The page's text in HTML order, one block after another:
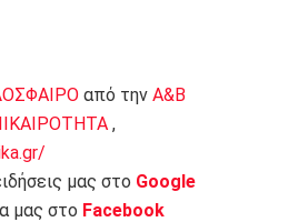
από τηνΑ&Β
,
μας στο Google
μας στο Facebook